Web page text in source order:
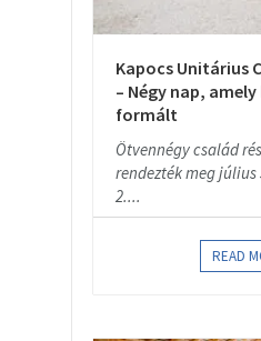
Kapocs Unitárius
– Négy nap,
formált
Ötvennégy család
rendezték meg július
2....
READ